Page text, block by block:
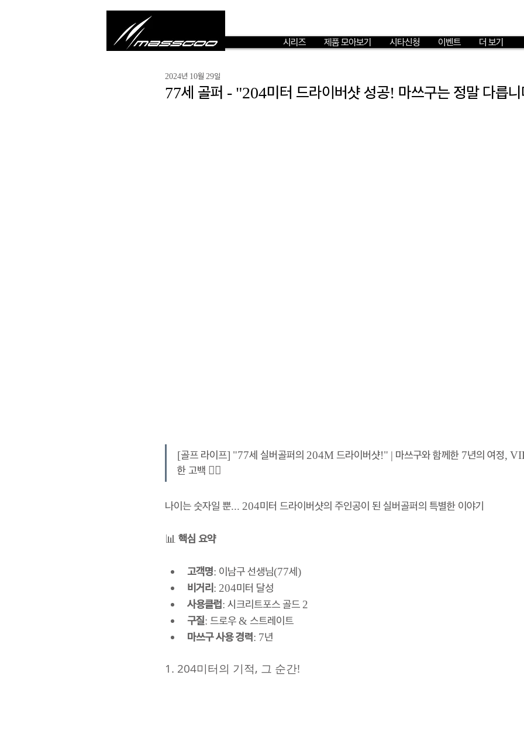
시리즈 제품 모아보기 시타신청 이벤트 더 보기
77세 골퍼 - "204미터 드라이버샷 성공! 마쓰구는 정말 다릅
2024년 10월 29일
[골프 라이프] "77세 실버골퍼의 204M 드라이버샷!" | 마쓰구와 함께한 7년의 여정,
한 고백 🏌️‍♂️
나이는 숫자일 뿐... 204미터 드라이버샷의 주인공이 된 실버골퍼의 특별한 이야기
📊 핵심 요약
고객명: 이남구 선생님(77세)
비거리: 204미터 달성
사용클럽: 시크리트포스 골드 2
구질: 드로우 & 스트레이트
마쓰구 사용 경력: 7년
1. 204미터의 기적, 그 순간!